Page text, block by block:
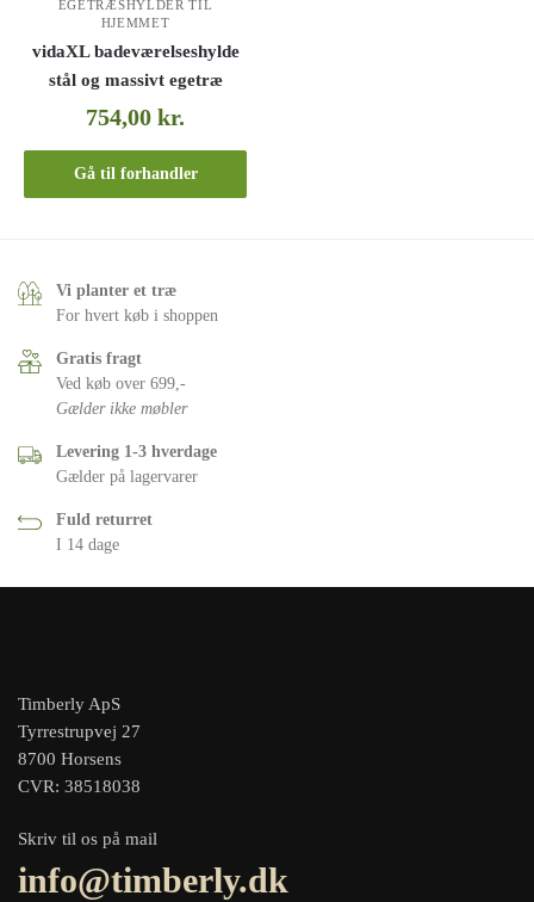
EGETRÆSHYLDER TIL
HJEMMET
vidaXL badeværelseshylde
stål og massivt egetræ
754,00kr.
Gå til forhandler
Vi planter et træ
For hvert køb i shoppen
Gratis fragt
Ved køb over 699,-
Gælder ikke møbler
Levering 1-3 hverdage
Gælder på lagervarer
Fuld returret
I 14 dage
Timberly ApS
Tyrrestrupvej 27
8700 Horsens
CVR: 38518038
Skriv til os på mail
info@timberly.dk